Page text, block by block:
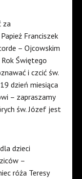
za
Franciszek
– Ojcowskim
Świętego
i czcić św.
dzień miesiąca
– zapraszamy
św. Józef jest
dzieci
–
róża Teresy